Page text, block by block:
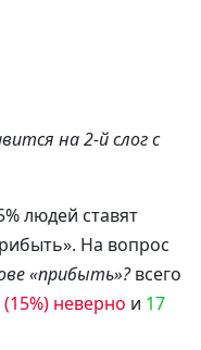
на 2-й слог с
людей ставят
На вопрос
«прибыть»?всего
(15%) неверно и 17